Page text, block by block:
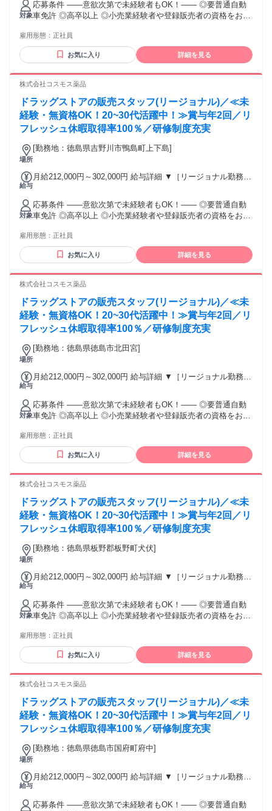
プコース】早期キャリアアップを目指したい方向け 271,000円
～317,600円 （15ｈ分時間外手当含む。実際の残業時間11
ｈ） ※赴任住宅手当3万円込み（家賃6万円の物件入居の場
344,300円 （29ｈ分時間外手当含む。実際の残業時間16.5ｈ）
※赴任住宅手当3万円込み（家賃6万円の物件入居の場合）
【経験者B】小売業で店長・マネジメント職経験者(登録販売
者)) 309,300円～376,200円 （39ｈ分時間外手当含む。実際の
残業時間22ｈ） ※赴任住宅手当3万円込み（家賃6万円の物件
入居の場合） 勤務形態やエリアによって異なります。 詳細に
ついては【勤務地範囲と給与について】をご確認ください。
対象
応募条件 ――意欲次第で未経験者もOK！―― ◎要普通自動
車免許 ◎高卒以上 ◎小売業経験者や登録販売者の資格をお持
後、資格取得を目指すことも可能。研修や講習会もあり。 ※
同業界からの転職者が増えてきており、入社後活躍に繋がっ
ています。もちろん異業界からの応募や、第二新卒者も含め
雇用形態： 正社員
お気に入り 詳細を見る
株式会社コスモス薬品
ドラッグストアの販売スタッフ(リージョナル)／≪未
経験・無資格OK！20~30代活躍中！≫賞与年2回／リ
フレッシュ休暇取得率100％／研修制度充実
場所
[勤務地：徳島県吉野川市鴨島町上下島]
給与
月給212,000円～302,000円 給与詳細 ▼［リージョナル勤務］
（残業時間 月2h程度） 247,000円～277,000円 【スキルアッ
プコース】早期キャリアアップを目指したい方向け 271,000円
～317,600円 （15ｈ分時間外手当含む。実際の残業時間11
ｈ） ※赴任住宅手当3万円込み（家賃6万円の物件入居の場
344,300円 （29ｈ分時間外手当含む。実際の残業時間16.5ｈ）
※赴任住宅手当3万円込み（家賃6万円の物件入居の場合）
【経験者B】小売業で店長・マネジメント職経験者(登録販売
者)) 309,300円～376,200円 （39ｈ分時間外手当含む。実際の
残業時間22ｈ） ※赴任住宅手当3万円込み（家賃6万円の物件
入居の場合） 勤務形態やエリアによって異なります。 詳細に
ついては【勤務地範囲と給与について】をご確認ください。
対象
応募条件 ――意欲次第で未経験者もOK！―― ◎要普通自動
車免許 ◎高卒以上 ◎小売業経験者や登録販売者の資格をお持
後、資格取得を目指すことも可能。研修や講習会もあり。 ※
同業界からの転職者が増えてきており、入社後活躍に繋がっ
ています。もちろん異業界からの応募や、第二新卒者も含め
雇用形態： 正社員
お気に入り 詳細を見る
株式会社コスモス薬品
ドラッグストアの販売スタッフ(リージョナル)／≪未
経験・無資格OK！20~30代活躍中！≫賞与年2回／リ
フレッシュ休暇取得率100％／研修制度充実
場所
[勤務地：徳島県徳島市北田宮]
給与
月給212,000円～302,000円 給与詳細 ▼［リージョナル勤務］
（残業時間 月2h程度） 247,000円～277,000円 【スキルアッ
プコース】早期キャリアアップを目指したい方向け 271,000円
～317,600円 （15ｈ分時間外手当含む。実際の残業時間11
ｈ） ※赴任住宅手当3万円込み（家賃6万円の物件入居の場
344,300円 （29ｈ分時間外手当含む。実際の残業時間16.5ｈ）
※赴任住宅手当3万円込み（家賃6万円の物件入居の場合）
【経験者B】小売業で店長・マネジメント職経験者(登録販売
者)) 309,300円～376,200円 （39ｈ分時間外手当含む。実際の
残業時間22ｈ） ※赴任住宅手当3万円込み（家賃6万円の物件
入居の場合） 勤務形態やエリアによって異なります。 詳細に
ついては【勤務地範囲と給与について】をご確認ください。
対象
応募条件 ――意欲次第で未経験者もOK！―― ◎要普通自動
車免許 ◎高卒以上 ◎小売業経験者や登録販売者の資格をお持
後、資格取得を目指すことも可能。研修や講習会もあり。 ※
同業界からの転職者が増えてきており、入社後活躍に繋がっ
ています。もちろん異業界からの応募や、第二新卒者も含め
雇用形態： 正社員
お気に入り 詳細を見る
株式会社コスモス薬品
ドラッグストアの販売スタッフ(リージョナル)／≪未
経験・無資格OK！20~30代活躍中！≫賞与年2回／リ
フレッシュ休暇取得率100％／研修制度充実
場所
[勤務地：徳島県板野郡板野町犬伏]
給与
月給212,000円～302,000円 給与詳細 ▼［リージョナル勤務］
（残業時間 月2h程度） 247,000円～277,000円 【スキルアッ
プコース】早期キャリアアップを目指したい方向け 271,000円
～317,600円 （15ｈ分時間外手当含む。実際の残業時間11
ｈ） ※赴任住宅手当3万円込み（家賃6万円の物件入居の場
344,300円 （29ｈ分時間外手当含む。実際の残業時間16.5ｈ）
※赴任住宅手当3万円込み（家賃6万円の物件入居の場合）
【経験者B】小売業で店長・マネジメント職経験者(登録販売
者)) 309,300円～376,200円 （39ｈ分時間外手当含む。実際の
残業時間22ｈ） ※赴任住宅手当3万円込み（家賃6万円の物件
入居の場合） 勤務形態やエリアによって異なります。 詳細に
ついては【勤務地範囲と給与について】をご確認ください。
対象
応募条件 ――意欲次第で未経験者もOK！―― ◎要普通自動
車免許 ◎高卒以上 ◎小売業経験者や登録販売者の資格をお持
後、資格取得を目指すことも可能。研修や講習会もあり。 ※
同業界からの転職者が増えてきており、入社後活躍に繋がっ
ています。もちろん異業界からの応募や、第二新卒者も含め
雇用形態： 正社員
お気に入り 詳細を見る
株式会社コスモス薬品
ドラッグストアの販売スタッフ(リージョナル)／≪未
経験・無資格OK！20~30代活躍中！≫賞与年2回／リ
フレッシュ休暇取得率100％／研修制度充実
場所
[勤務地：徳島県徳島市国府町府中]
給与
月給212,000円～302,000円 給与詳細 ▼［リージョナル勤務］
（残業時間 月2h程度） 247,000円～277,000円 【スキルアッ
応募条件 ――意欲次第で未経験者もOK！―― ◎要普通自動